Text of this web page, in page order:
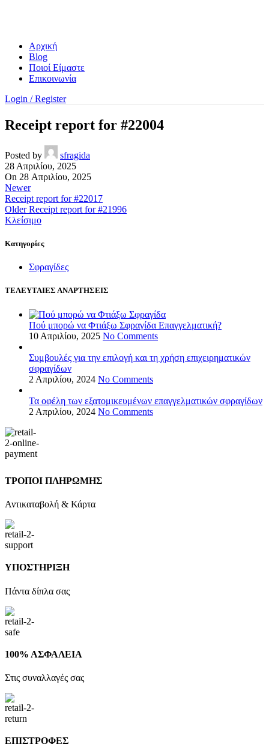
Αρχική
Blog
Ποιοί Είμαστε
Επικοινωνία
Login / Register
Receipt report for #22004
Posted by
sfragida
28 Απριλίου, 2025
On 28 Απριλίου, 2025
Newer
Receipt report for #22017
Older Receipt report for #21996
Κλείσιμο
Kατηγορίες
Σφραγίδες
ΤΕΛΕΥΤΑΙΕΣ ΑΝΑΡΤΗΣΕΙΣ
Πού μπορώ να Φτιάξω Σφραγίδα Επαγγελματική?
10 Απριλίου, 2025 No Comments
Συμβουλές για την επιλογή και τη χρήση επιχειρηματικών
σφραγίδων
2 Απριλίου, 2024 No Comments
Τα οφέλη των εξατομικευμένων επαγγελματικών σφραγίδων
2 Απριλίου, 2024 No Comments
ΤΡΟΠΟΙ ΠΛΗΡΩΜΗΣ
Αντικαταβολή & Κάρτα
ΥΠΟΣΤΗΡΙΞΗ
Πάντα δίπλα σας
100% ΑΣΦΑΛΕΙΑ
Στις συναλλαγές σας
ΕΠΙΣΤΡΟΦΕΣ